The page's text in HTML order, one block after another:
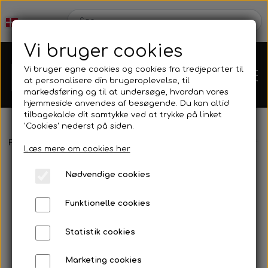
Webshop
Produkt Nyheder
Tilbud
Kleinsub
Billedgalleri
Forside
Vi bruger cookies
Vi bruger egne cookies og cookies fra tredjeparter til
at personalisere din brugeroplevelse, til
markedsføring og til at undersøge, hvordan vores
hjemmeside anvendes af besøgende. Du kan altid
tilbagekalde dit samtykke ved at trykke på linket
'Cookies' nederst på siden.
Læs mere om cookies her
Nødvendige cookies
Funktionelle cookies
Statistik cookies
Marketing cookies